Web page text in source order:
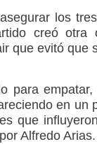
los
creó otra
que evitó que
para empatar,
en un
que
Alfredo Arias.